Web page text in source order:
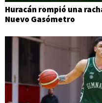
Huracán rompió una
Nuevo Gasómetro